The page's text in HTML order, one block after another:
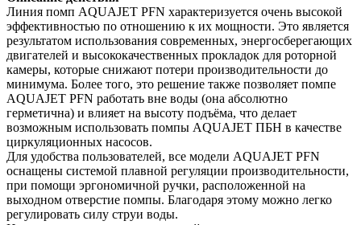
Линия помп AQUAJET PFN характеризуется очень высокой
эффективностью по отношению к их мощности. Это является
результатом использования современных, энергосберегающих
двигателей и высококачественных прокладок для роторной
камеры, которые снижают потери производительности до
минимума. Более того, это решение также позволяет помпе
AQUAJET PFN работать вне воды (она абсолютно
герметична) и влияет на высоту подъёма, что делает
возможным использовать помпы AQUAJET ПБН в качестве
циркуляционных насосов.
Для удобства пользователей, все модели AQUAJET PFN
оснащены системой плавной регуляции производительности,
при помощи эргономичной ручки, расположенной на
выходном отверстие помпы. Благодаря этому можно легко
регулировать силу струи воды.